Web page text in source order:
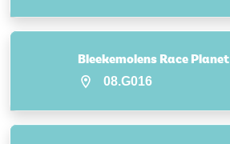
Bleekemolens Race Planet
08.G016